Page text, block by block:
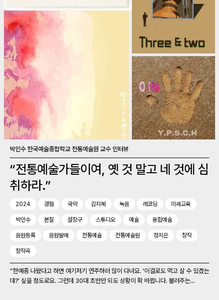
박인수 한국예술종합학교 전통예술원 교수 인터뷰
“전통예술가들이여, 옛 것 말고 네 것에 심
취하라.”
2024 경험 국악 김지혜 녹음 레코딩 미래교육
박인수 본질 설장구 스튜디오 예술 융합예술
음원등록 음원발매 전통예술 전통예술원 정지은 창작
창작곡
“한예종 나왔다고 하면 여기저기 연주하러 많이 다녀요. ‘이걸로도 먹고 살 수 있겠는
데?’ 싶을 정도로요. 그런데 30대 초반만 되도 상황이 확 바뀝니다. 불러주는...